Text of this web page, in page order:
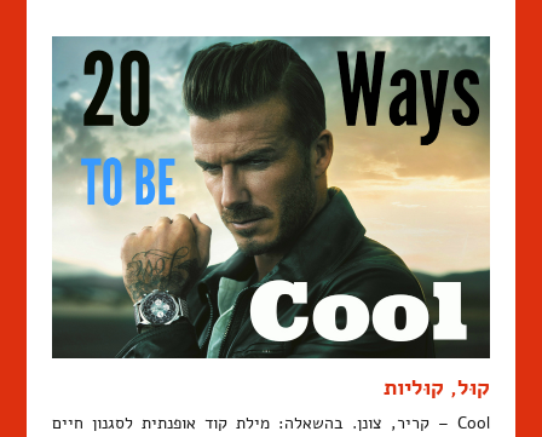
קוּל, קוּליות
Cool – קריר, צונן. בהשאלה: מילת קוד אופנתית לסגנון חיים